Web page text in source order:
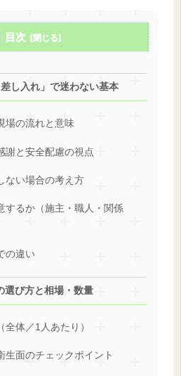
目次
差し入れ」で迷わない基本
場の流れと意味
謝と安全配慮の視点
ない場合の考え方
するか（施主・職人・関係
の違い
選び方と相場・数量
体／1人あたり）
生面のチェックポイント